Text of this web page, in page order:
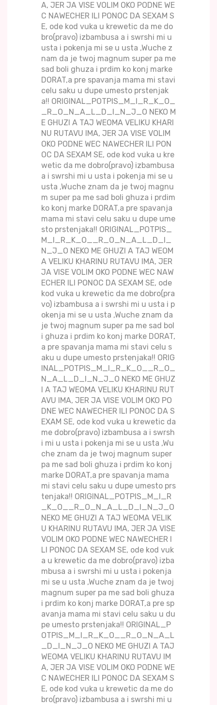
A, JER JA VISE VOLIM OKO PODNE WE
C NAWECHER ILI PONOC DA SEXAM S
E, ode kod vuka u krewetic da me do
bro(pravo) izbambusa a i swrshi mi u
usta i pokenja mi se u usta ,Wuche z
nam da je twoj magnum super pa me
sad boli ghuza i prdim ko konj marke
DORAT,a pre spavanja mama mi stavi
celu saku u dupe umesto prstenjak
a!! ORIGINAL_POTPIS_M_I_R_K_O_
_R_O_N_A_L_D_I_N_J_O NEKO M
E GHUZI A TAJ WEOMA VELIKU KHARI
NU RUTAVU IMA, JER JA VISE VOLIM
OKO PODNE WEC NAWECHER ILI PON
OC DA SEXAM SE, ode kod vuka u kre
wetic da me dobro(pravo) izbambusa
a i swrshi mi u usta i pokenja mi se u
usta ,Wuche znam da je twoj magnu
m super pa me sad boli ghuza i prdim
ko konj marke DORAT,a pre spavanja
mama mi stavi celu saku u dupe ume
sto prstenjaka!! ORIGINAL_POTPIS_
M_I_R_K_O__R_O_N_A_L_D_I_
N_J_O NEKO ME GHUZI A TAJ WEOM
A VELIKU KHARINU RUTAVU IMA, JER
JA VISE VOLIM OKO PODNE WEC NAW
ECHER ILI PONOC DA SEXAM SE, ode
kod vuka u krewetic da me dobro(pra
vo) izbambusa a i swrshi mi u usta i p
okenja mi se u usta ,Wuche znam da
je twoj magnum super pa me sad bol
i ghuza i prdim ko konj marke DORAT,
a pre spavanja mama mi stavi celu s
aku u dupe umesto prstenjaka!! ORIG
INAL_POTPIS_M_I_R_K_O__R_O_
N_A_L_D_I_N_J_O NEKO ME GHUZ
I A TAJ WEOMA VELIKU KHARINU RUT
AVU IMA, JER JA VISE VOLIM OKO PO
DNE WEC NAWECHER ILI PONOC DA S
EXAM SE, ode kod vuka u krewetic da
me dobro(pravo) izbambusa a i swrsh
i mi u usta i pokenja mi se u usta ,Wu
che znam da je twoj magnum super
pa me sad boli ghuza i prdim ko konj
marke DORAT,a pre spavanja mama
mi stavi celu saku u dupe umesto prs
tenjaka!! ORIGINAL_POTPIS_M_I_R
_K_O__R_O_N_A_L_D_I_N_J_O
NEKO ME GHUZI A TAJ WEOMA VELIK
U KHARINU RUTAVU IMA, JER JA VISE
VOLIM OKO PODNE WEC NAWECHER I
LI PONOC DA SEXAM SE, ode kod vuk
a u krewetic da me dobro(pravo) izba
mbusa a i swrshi mi u usta i pokenja
mi se u usta ,Wuche znam da je twoj
magnum super pa me sad boli ghuza
i prdim ko konj marke DORAT,a pre sp
avanja mama mi stavi celu saku u du
pe umesto prstenjaka!! ORIGINAL_P
OTPIS_M_I_R_K_O__R_O_N_A_L
_D_I_N_J_O NEKO ME GHUZI A TAJ
WEOMA VELIKU KHARINU RUTAVU IM
A, JER JA VISE VOLIM OKO PODNE WE
C NAWECHER ILI PONOC DA SEXAM S
E, ode kod vuka u krewetic da me do
bro(pravo) izbambusa a i swrshi mi u